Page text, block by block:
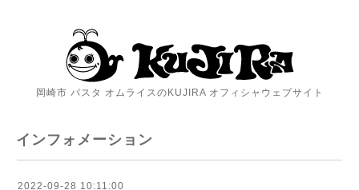
岡崎市 パスタ オムライスのKUJIRA オフィシャウェブサイト
インフォメーション
2022-09-28 10:11:00